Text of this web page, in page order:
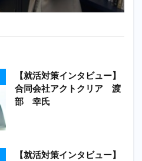
【就活対策インタビュー】
合同会社アクトクリア 渡
部 幸氏
【就活対策インタビュー】